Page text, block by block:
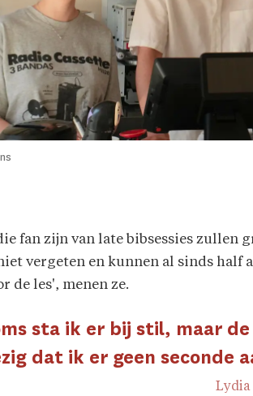
fan zijn van late bibsessies zullen
vergeten en kunnen al sinds half
de les', menen ze.
sta ik er bij stil, maar
dat ik er geen seconde
Lydia